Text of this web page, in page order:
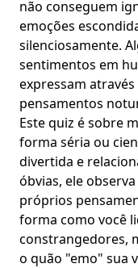
não conseguem
emoções
silenciosamente.
sentimentos em
expressam através
pensamentos
Este quiz é sobre
forma séria ou
divertida e
óbvias, ele
próprios
forma como você
constrangedores,
o quão "emo" sua